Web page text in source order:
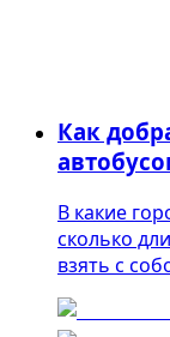
Как
В какие
сколько
взять с